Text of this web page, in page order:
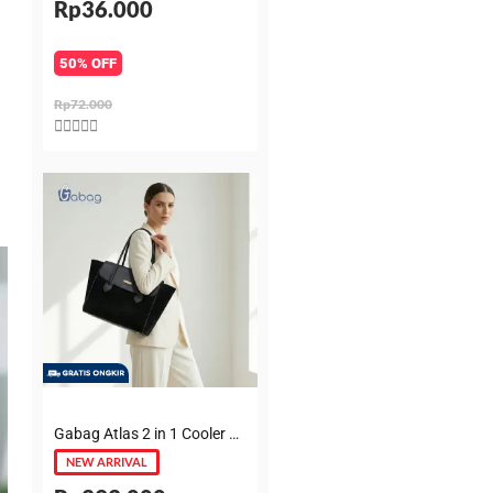
Rp36.000
50% OFF
Rp72.000

of
Gabag Atlas 2 in 1 Cooler & Diaper Bag Premium Suede – Tas bayi + Thermal pouch 20 Jam, Leakproof, Garansi 6 Bulan
NEW ARRIVAL